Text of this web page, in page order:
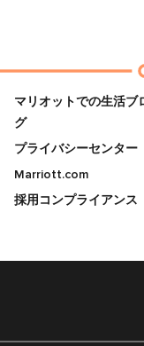
マリオットでの生活ブ
グ
プライバシーセンター
Marriott.com
採用コンプライアンス